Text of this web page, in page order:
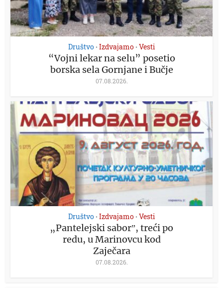
Društvo • Izdvajamo • Vesti
“Vojni lekar na selu” posetio
borska sela Gornjane i Bučje
07.08.2026.
Društvo • Izdvajamo • Vesti
„Pantelejski saborˮ, treći po
redu, u Marinovcu kod
Zaječara
07.08.2026.